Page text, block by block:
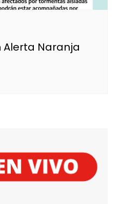
Alerta Naranja